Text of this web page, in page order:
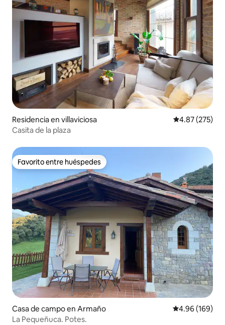
Residencia en villaviciosa Calificación
4.87 (275)
Casita de la plaza
Favorito entre huéspedes
Favorito entre huéspedes
Casa de campo en Armaño Calificación
4.96 (169)
La Pequeñuca. Potes.